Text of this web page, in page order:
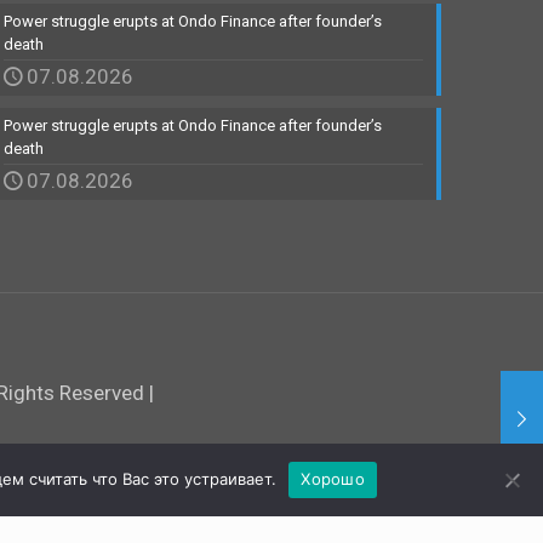
Power struggle erupts at Ondo Finance after founder’s
death
07.08.2026
Power struggle erupts at Ondo Finance after founder’s
death
07.08.2026
Reserved |
считать что Вас это устраивает. Хорошо